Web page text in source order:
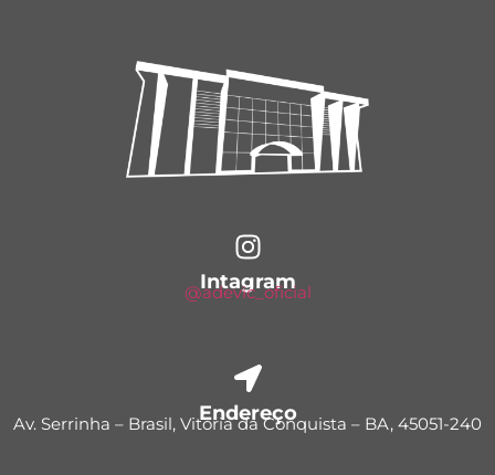
Intagram
@adevic_oficial
Endereço
Av. Serrinha – Brasil, Vitória da Conquista – BA, 45051-240